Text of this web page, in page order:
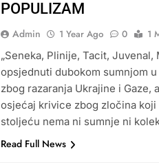
POPULIZAM
Admin 1 Year Ago 0
1
„Seneka, Plinije, Tacit,
opsjednuti dubokom sumnjom
zbog razaranja Ukrajine i
osjećaj krivice zbog zločina koji
stoljeću nema ni sumnje ni
Read Full News